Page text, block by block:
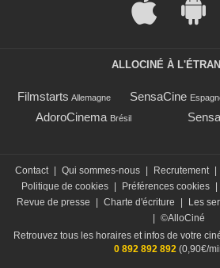
ALLOCINÉ À
Filmstarts Allemagne SensaCine
AdoroCinema Brésil
Contact | Qui sommes-nous | Recrutement |
Politique de cookies | Préférences cookies |
Revue de presse
| Charte d'écriture | Les
| ©AlloCiné
Retrouvez tous les horaires et infos de votre
0 892 892 892(0,90€/